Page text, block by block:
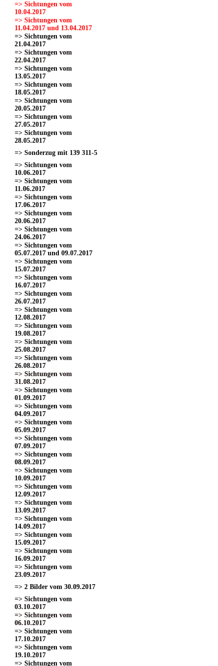
=> Sichtungen vom
10.04.2017
=> Sichtungen vom
11.04.2017 und 13.04.2017
=> Sichtungen vom
21.04.2017
=> Sichtungen vom
22.04.2017
=> Sichtungen vom
13.05.2017
=> Sichtungen vom
18.05.2017
=> Sichtungen vom
20.05.2017
=> Sichtungen vom
27.05.2017
=> Sichtungen vom
28.05.2017
=> Sonderzug mit 139 311-5
=> Sichtungen vom
10.06.2017
=> Sichtungen vom
11.06.2017
=> Sichtungen vom
17.06.2017
=> Sichtungen vom
20.06.2017
=> Sichtungen vom
24.06.2017
=> Sichtungen vom
05.07.2017 und 09.07.2017
=> Sichtungen vom
15.07.2017
=> Sichtungen vom
16.07.2017
=> Sichtungen vom
26.07.2017
=> Sichtungen vom
12.08.2017
=> Sichtungen vom
19.08.2017
=> Sichtungen vom
25.08.2017
=> Sichtungen vom
26.08.2017
=> Sichtungen vom
31.08.2017
=> Sichtungen vom
01.09.2017
=> Sichtungen vom
04.09.2017
=> Sichtungen vom
05.09.2017
=> Sichtungen vom
07.09.2017
=> Sichtungen vom
08.09.2017
=> Sichtungen vom
10.09.2017
=> Sichtungen vom
12.09.2017
=> Sichtungen vom
13.09.2017
=> Sichtungen vom
14.09.2017
=> Sichtungen vom
15.09.2017
=> Sichtungen vom
16.09.2017
=> Sichtungen vom
23.09.2017
=> 2 Bilder vom 30.09.2017
=> Sichtungen vom
03.10.2017
=> Sichtungen vom
06.10.2017
=> Sichtungen vom
17.10.2017
=> Sichtungen vom
19.10.2017
=> Sichtungen vom